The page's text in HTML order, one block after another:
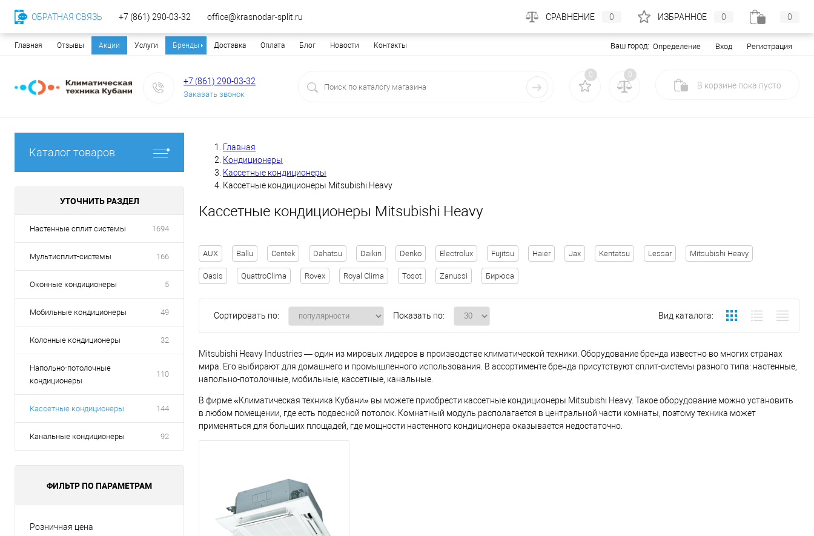
Главная Отзывы Акции Услуги Бренды Доставка Оплата Блог Новости Контакты Ваш город: Определение Вход Регистрация
+7 (861) 290-03-32
Заказать звонок
0 0
В корзине пока пусто
Каталог товаров
УТОЧНИТЬ РАЗДЕЛ
Настенные сплит системы 1694
Мультисплит-системы 166
Оконные кондиционеры 5
Мобильные кондиционеры 49
Колонные кондиционеры 32
Напольно-потолочные
кондиционеры
110
Кассетные кондиционеры 144
Канальные кондиционеры 92
ФИЛЬТР ПО ПАРАМЕТРАМ
Розничная цена
Главная
Кондиционеры
Кассетные кондиционеры
Кассетные кондиционеры Mitsubishi Heavy
Кассетные кондиционеры Mitsubishi Heavy
AUX Ballu Centek Dahatsu Daikin Denko Electrolux Fujitsu Haier Jax Kentatsu Lessar Mitsubishi Heavy
Oasis QuattroClima Rovex Royal Clima Tosot Zanussi Бирюса
Сортировать по: Показать по: Вид каталога:
Mitsubishi Heavy Industries — один из мировых лидеров в производстве климатической техники. Оборудование бренда известно во многих странах
мира. Его выбирают для домашнего и промышленного использования. В ассортименте бренда присутствуют сплит-системы разного типа: настенные,
напольно-потолочные, мобильные, кассетные, канальные.
В фирме «Климатическая техника Кубани» вы можете приобрести кассетные кондиционеры Mitsubishi Heavy. Такое оборудование можно установить
в любом помещении, где есть подвесной потолок. Комнатный модуль располагается в центральной части комнаты, поэтому техника может
применяться для больших площадей, где мощности настенного кондиционера оказывается недостаточно.
ОБРАТНАЯ СВЯЗЬ +7 (861) 290-03-32 office@krasnodar-split.ru СРАВНЕНИЕ 0 ИЗБРАННОЕ 0 0